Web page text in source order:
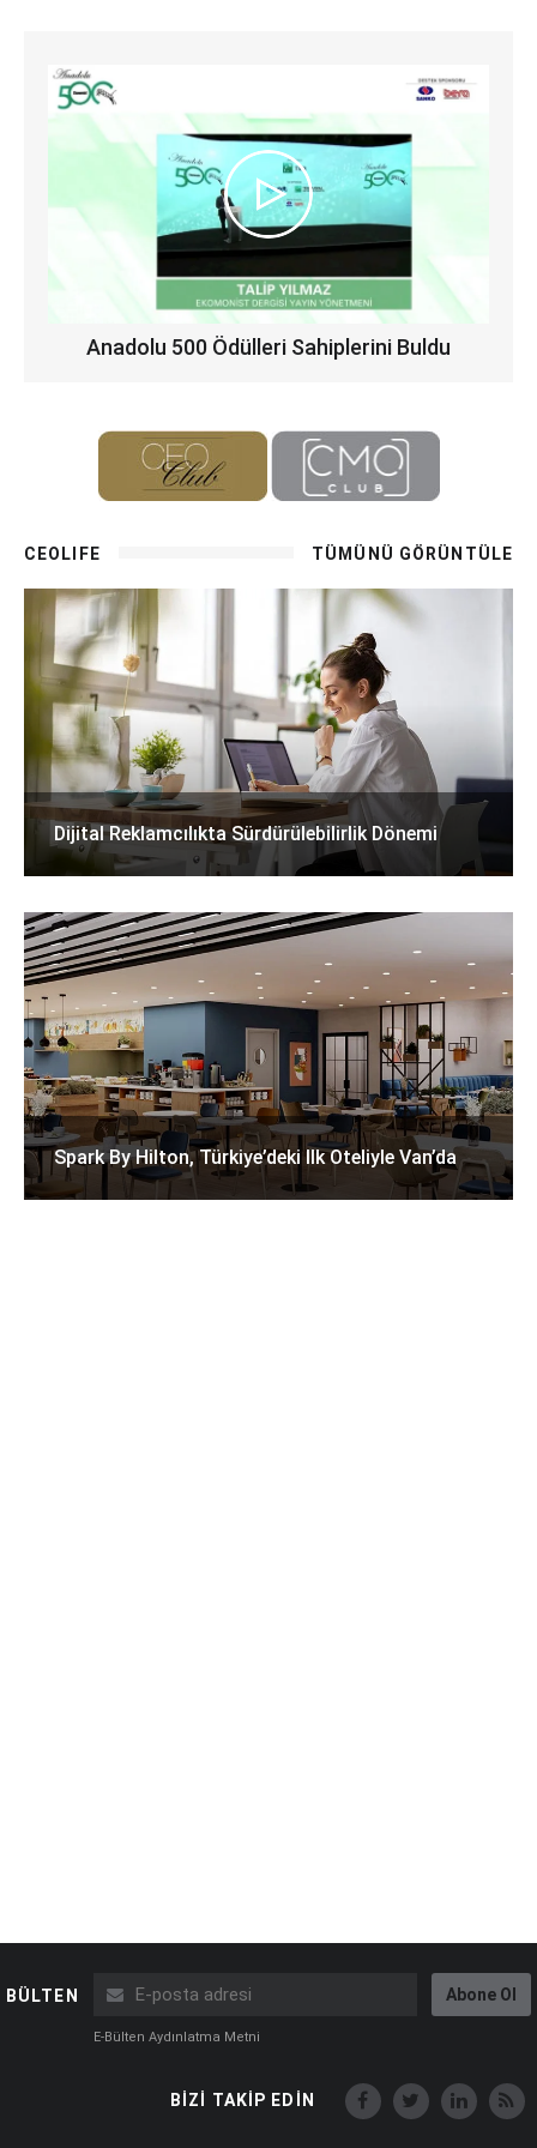
Anadolu 500 Ödülleri Sahiplerini Buldu
CEOLIFE TÜMÜNÜ GÖRÜNTÜLE
Dijital Reklamcılıkta Sürdürülebilirlik Dönemi
Spark By Hilton, Türkiye’deki Ilk Oteliyle Van’da
BÜLTEN Abone Ol
E-Bülten Aydınlatma Metni
BİZİ TAKİP EDİN